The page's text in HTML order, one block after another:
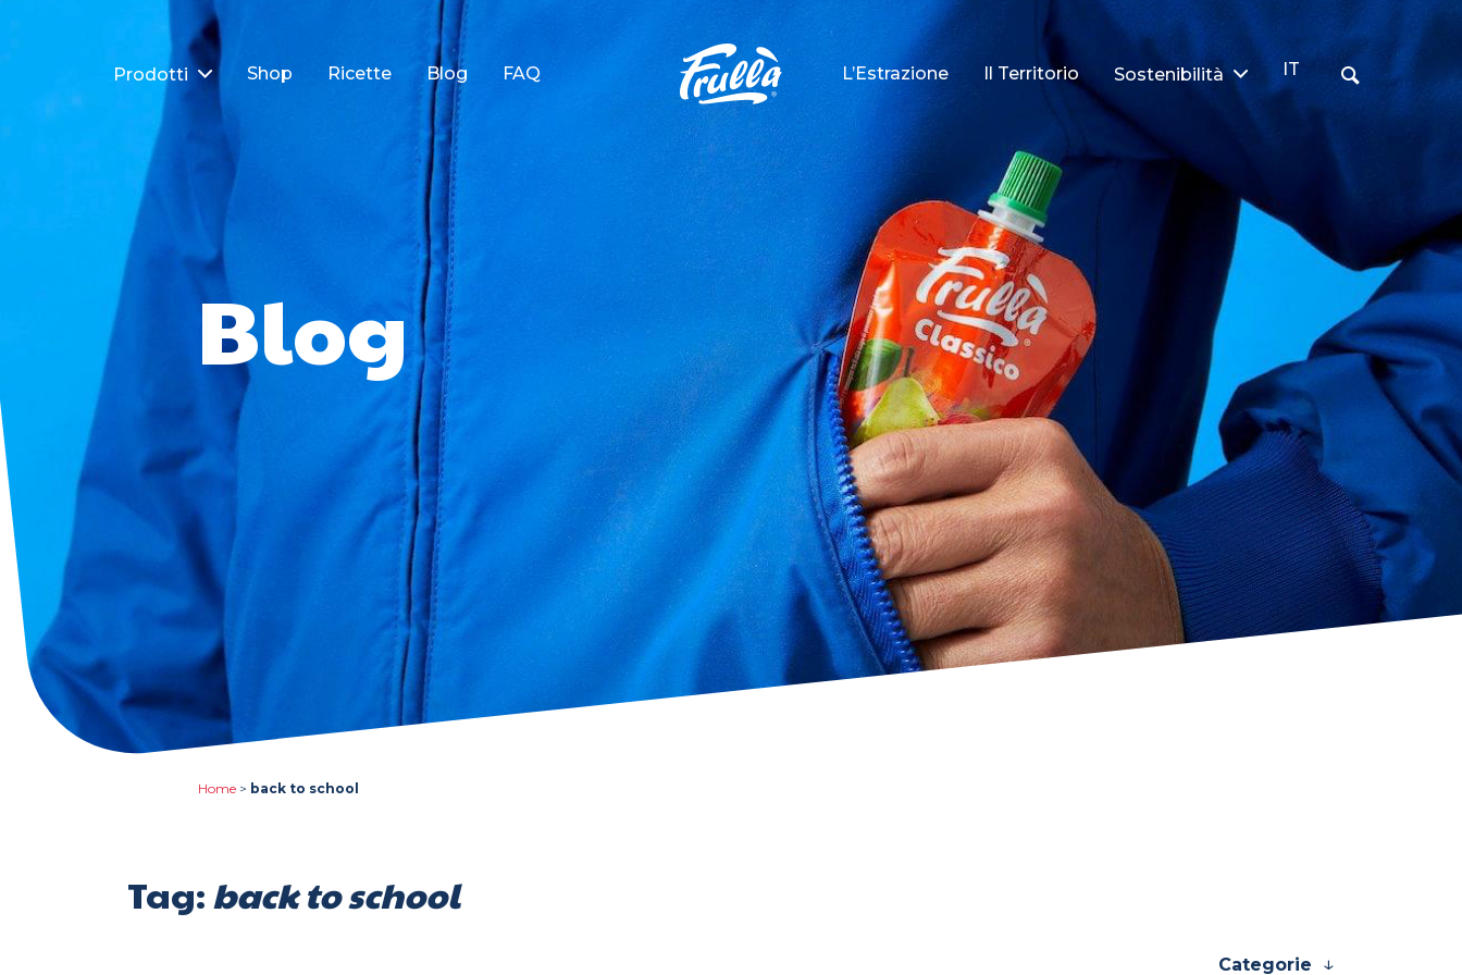
Prodotti Shop Ricette Blog FAQ L’Estrazione Il Territorio Sostenibilità IT
Blog
Home > back to school
Tag:back to school
Categorie